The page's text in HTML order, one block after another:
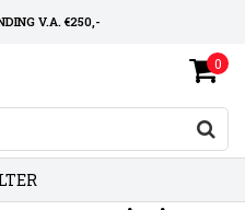
V.A. €250,-
OP MAAT
0